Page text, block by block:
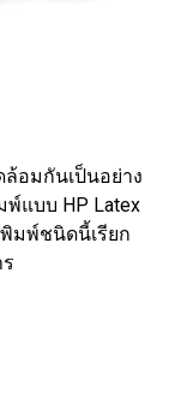
อมกันเป็นอย่าง
แบบ HP Latex
มพ์ชนิดนี้เรียก